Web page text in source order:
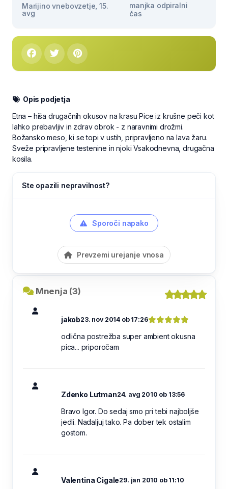
Marijino vnebovzetje, 15.
avg
manjka odpiralni
čas
Opis podjetja
Etna – hiša drugačnih okusov na krasu Pice iz krušne peči kot
lahko prebavljiv in zdrav obrok - z naravnimi drožmi.
Božansko meso, ki se topi v ustih, pripravljeno na lava žaru.
Sveže pripravljene testenine in njoki Vsakodnevna, drugačna
kosila.
Ste opazili nepravilnost?
Sporoči napako
Prevzemi urejanje vnosa
Mnenja (3)
jakob23. nov 2014 ob 17:26
odlična postrežba super ambient okusna
pica... priporočam
Zdenko Lutman24. avg 2010 ob 13:56
Bravo Igor. Do sedaj smo pri tebi najboljše
jedli. Nadaljuj tako. Pa dober tek ostalim
gostom.
Valentina Cigale29. jan 2010 ob 11:10